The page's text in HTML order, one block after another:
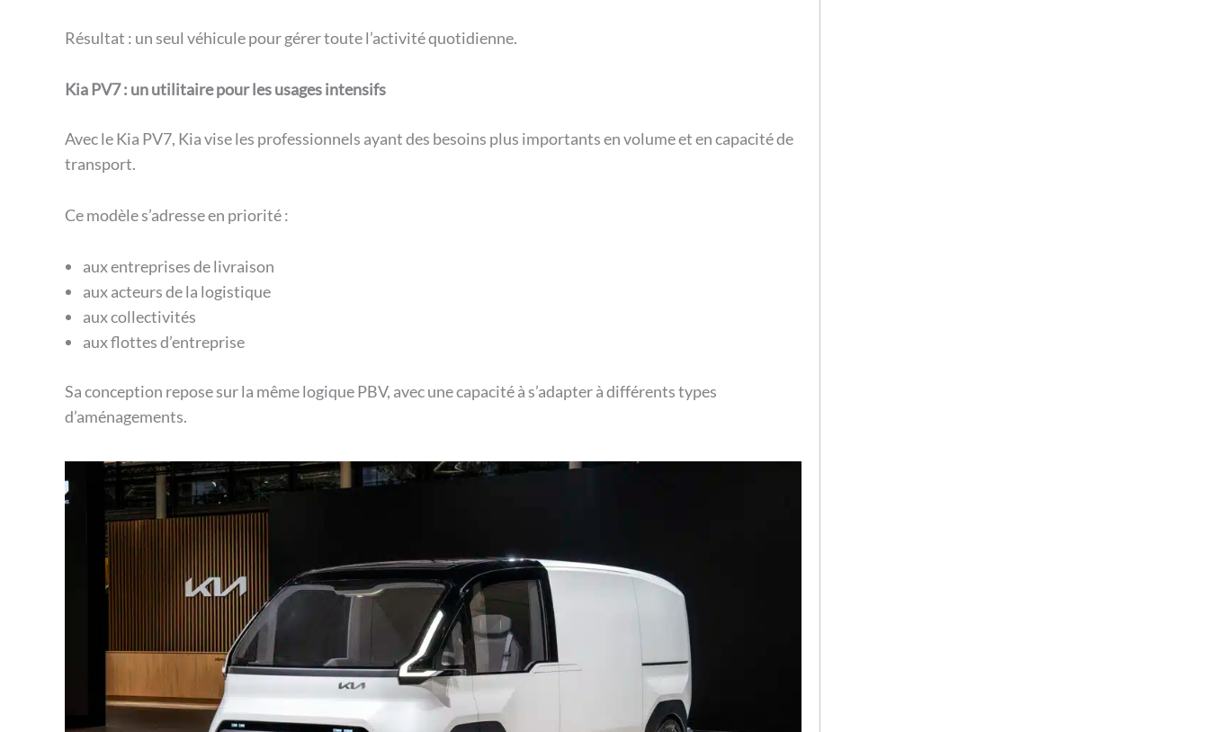
Résultat : un seul véhicule pour gérer toute l’activité quotidienne.
Kia PV7 : un utilitaire pour les usages intensifs
Avec le Kia PV7, Kia vise les professionnels ayant des besoins plus importants en volume et en capacité de
transport.
Ce modèle s’adresse en priorité :
aux entreprises de livraison
aux acteurs de la logistique
aux collectivités
aux flottes d’entreprise
Sa conception repose sur la même logique PBV, avec une capacité à s’adapter à différents types
d’aménagements.